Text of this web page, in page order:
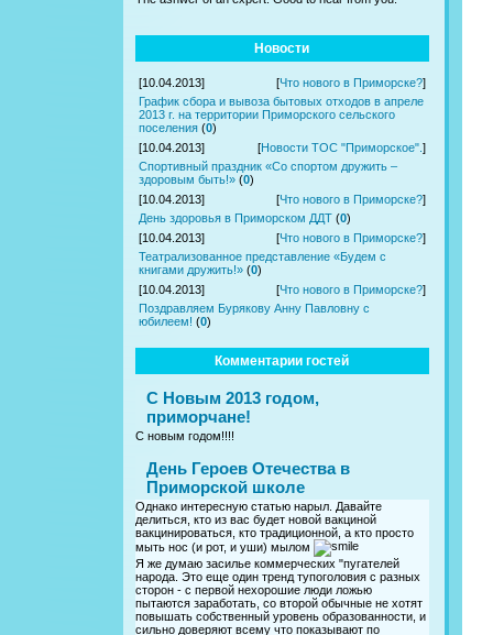
Новости
[10.04.2013] [Что нового в Приморске?]
График сбора и вывоза бытовых отходов в апреле
2013 г. на территории Приморского сельского
поселения (0)
[10.04.2013]
[Новости ТОС "Приморское". ]
Спортивный праздник «Со спортом дружить –
здоровым быть!» (0)
[10.04.2013]
[Что нового в Приморске?]
День здоровья в Приморском ДДТ (0)
[10.04.2013]
[Что нового в Приморске?]
Театрализованное представление «Будем с
книгами дружить!» (0)
[10.04.2013]
[Что нового в Приморске?]
Поздравляем Бурякову Анну Павловну с
юбилеем! (0)
Комментарии гостей
С Новым 2013 годом,
приморчане!
С новым годом!!!!
День Героев Отечества в
Приморской школе
Однако интересную статью нарыл. Давайте
делиться, кто из вас будет новой вакциной
вакцинироваться, кто традиционной, а кто просто
мыть нос (и рот, и уши) мылом
Я же думаю засилье коммерческих "пугателей
народа. Это еще один тренд тупоголовия с разных
сторон - с первой нехорошие люди ложью
пытаются заработать, со второй обычные не хотят
повышать собственный уровень образованности, и
сильно доверяют всему что показывают по